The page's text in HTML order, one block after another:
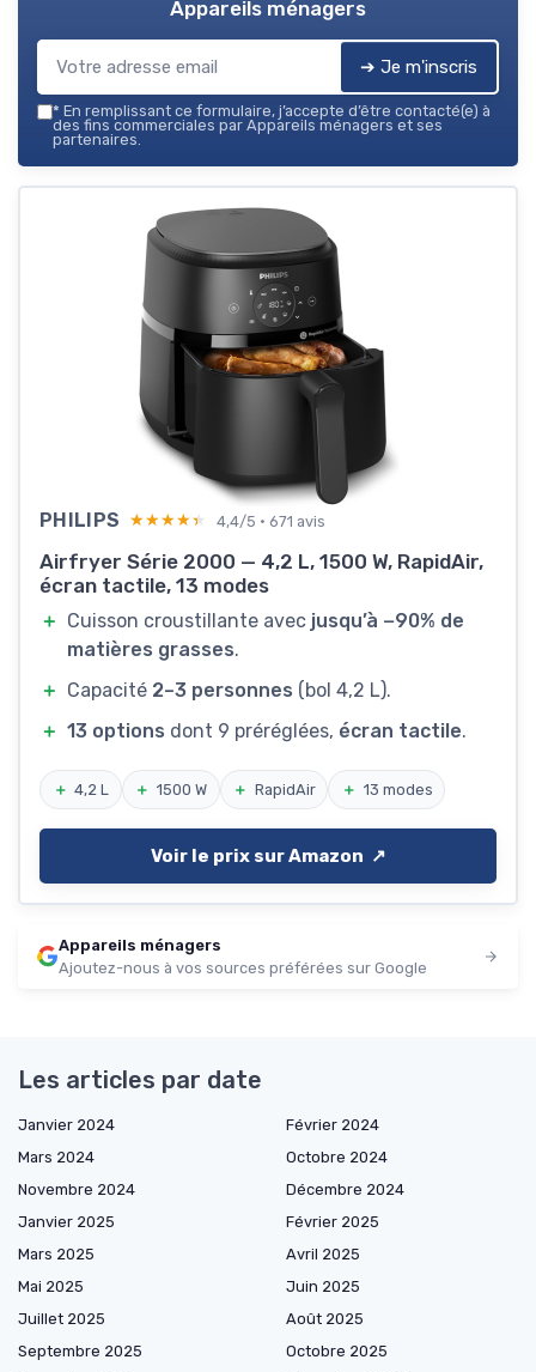
Appareils ménagers
➔ Je m'inscris
* En remplissant ce formulaire, j’accepte d’être contacté(e) à
des fins commerciales par Appareils ménagers et ses
partenaires.
PHILIPS ★★★★★
★★★★★ 4,4/5 · 671 avis
Airfryer Série 2000 — 4,2 L, 1500 W, RapidAir,
écran tactile, 13 modes
＋ Cuisson croustillante avec jusqu’à −90% de
matières grasses.
＋ Capacité 2–3 personnes (bol 4,2 L).
＋ 13 options dont 9 préréglées, écran tactile.
＋ 4,2 L ＋ 1500 W ＋ RapidAir ＋ 13 modes
Voir le prix sur Amazon ↗️
Appareils ménagers
Ajoutez-nous à vos sources préférées sur Google
Les articles par date
Janvier 2024
Février 2024
Mars 2024
Octobre 2024
Novembre 2024
Décembre 2024
Janvier 2025
Février 2025
Mars 2025
Avril 2025
Mai 2025
Juin 2025
Juillet 2025
Août 2025
Septembre 2025
Octobre 2025